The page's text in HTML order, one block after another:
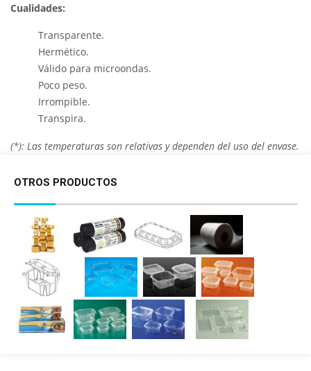
Cualidades:
Transparente.
Hermético.
Válido para microondas.
Poco peso.
Irrompible.
Transpira.
(*): Las temperaturas son relativas y dependen del uso del envase.
OTROS PRODUCTOS